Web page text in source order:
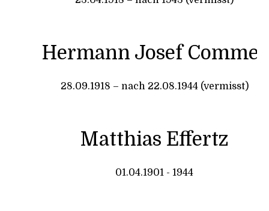
Hermann Josef Commer
28.09.1918 – nach 22.08.1944 (vermisst)
Matthias Effertz
01.04.1901 - 1944